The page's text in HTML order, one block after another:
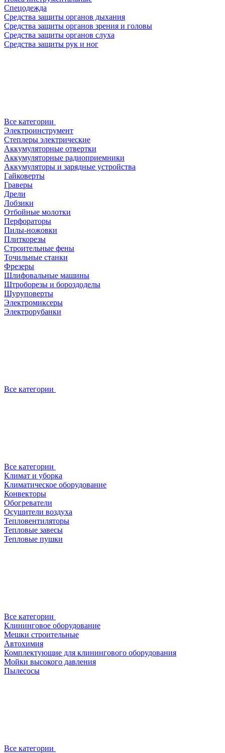
Спецодежда
Средства защиты органов дыхания
Средства защиты органов зрения и головы
Средства защиты органов слуха
Средства защиты рук и ног
Все категории
Электроинструмент
Степлеры электрические
Аккумуляторные отвертки
Аккумуляторные радиоприемники
Аккумуляторы и зарядные устройства
Гайковерты
Граверы
Дрели
Лобзики
Отбойные молотки
Перфораторы
Пилы-ножовки
Плиткорезы
Строительные фены
Точильные станки
Фрезеры
Шлифовальные машины
Штроборезы и бороздоделы
Шуруповерты
Электромиксеры
Электрорубанки
Все категории
Все категории
Климат и уборка
Климатическое оборудование
Конвекторы
Обогреватели
Осушители воздуха
Тепловентиляторы
Тепловые завесы
Тепловые пушки
Все категории
Клининговое оборудование
Мешки строительные
Автохимия
Комплектующие для клинингового оборудования
Мойки высокого давления
Пылесосы
Все категории